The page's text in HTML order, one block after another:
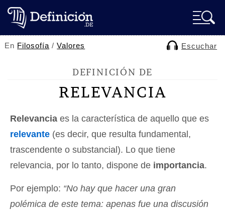
En Filosofía /Valores Escuchar
DEFINICIÓN DE
RELEVANCIA
Relevancia es la característica de aquello que es
relevante (es decir, que resulta fundamental,
trascendente o substancial). Lo que tiene
relevancia, por lo tanto, dispone de importancia.
Por ejemplo: “No hay que hacer una gran
polémica de este tema: apenas fue una discusión